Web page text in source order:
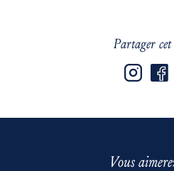
Partager
Vous